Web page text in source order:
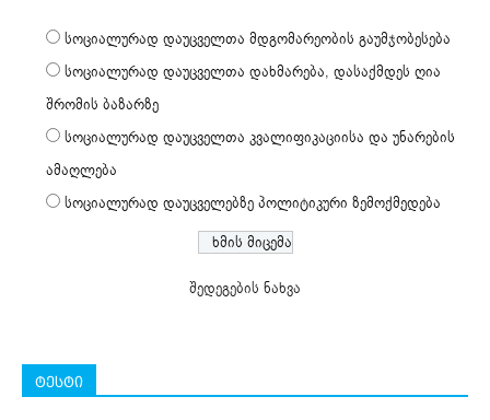
სოციალურად დაუცველთა მდგომარეობის გაუმჯობესება
სოციალურად დაუცველთა დახმარება, დასაქმდეს ღია
შრომის ბაზარზე
სოციალურად დაუცველთა კვალიფიკაციისა და უნარების
ამაღლება
სოციალურად დაუცველებზე პოლიტიკური ზემოქმედება
შედეგების ნახვა
ტესტი